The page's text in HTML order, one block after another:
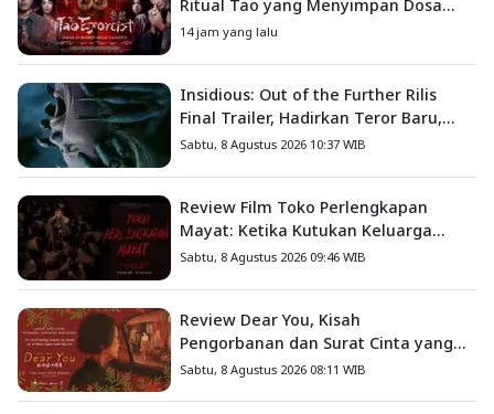
Ritual Tao yang Menyimpan Dosa
Masa Lalu
14 jam yang lalu
Insidious: Out of the Further Rilis
Final Trailer, Hadirkan Teror Baru,
Iblis Kini Masuk ke Dunia Manusia
Sabtu, 8 Agustus 2026 10:37 WIB
Review Film Toko Perlengkapan
Mayat: Ketika Kutukan Keluarga
Menjadi Sumber Teror yang
Sabtu, 8 Agustus 2026 09:46 WIB
Review Dear You, Kisah
Pengorbanan dan Surat Cinta yang
Menyentuh Hati
Sabtu, 8 Agustus 2026 08:11 WIB